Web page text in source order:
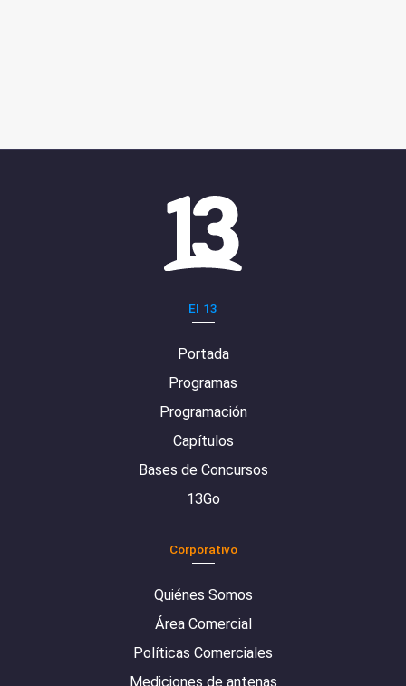
El 13
Portada
Programas
Programación
Capítulos
Bases de Concursos
13Go
Corporativo
Quiénes Somos
Área Comercial
Políticas Comerciales
Mediciones de antenas